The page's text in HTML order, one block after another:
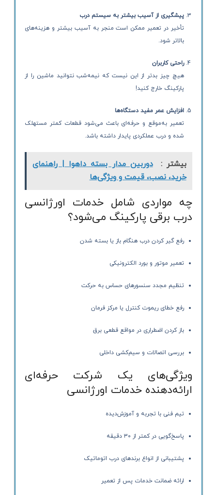
پیشگیری از آسیب بیشتر به سیستم درب
تأخیر در تعمیر ممکن است منجر به آسیب بیشتر و هزینه‌های
بالاتر شود.
راحتی کاربران
هیچ چیز بدتر از این نیست که نیمه‌شب نتوانید ماشین را از
پارکینگ خارج کنید!
افزایش عمر مفید دستگاه‌ها
تعمیر به‌موقع و حرفه‌ای باعث می‌شود قطعات کمتر مستهلک
شده و درب عملکردی پایدار داشته باشد.
بیشتر :
دوربین مدار بسته داهوا | راهنمای
خرید، نصب، قیمت و ویژگی‌ها
چه مواردی شامل خدمات اورژانسی
درب برقی پارکینگ می‌شود؟
رفع گیر کردن درب هنگام باز یا بسته شدن
تعمیر موتور و بورد الکترونیکی
تنظیم مجدد سنسورهای حساس به حرکت
رفع خطای ریموت کنترل یا مرکز فرمان
باز کردن اضطراری در مواقع قطعی برق
بررسی اتصالات و سیم‌کشی داخلی
ویژگی‌های یک شرکت حرفه‌ای
ارائه‌دهنده خدمات اورژانسی
تیم فنی با تجربه و آموزش‌دیده
پاسخ‌گویی در کمتر از ۳۰ دقیقه
پشتیبانی از انواع برندهای درب اتوماتیک
ارائه ضمانت خدمات پس از تعمیر